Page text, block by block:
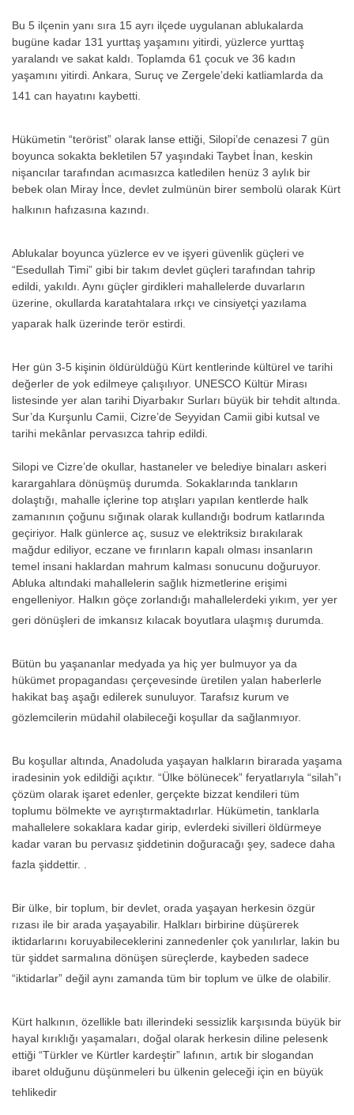
Bu 5 ilçenin yanı sıra 15 ayrı ilçede uygulanan ablukalarda
bugüne kadar 131 yurttaş yaşamını yitirdi, yüzlerce yurttaş
yaralandı ve sakat kaldı. Toplamda 61 çocuk ve 36 kadın
yaşamını yitirdi. Ankara, Suruç ve Zergele’deki katliamlarda da
141 can hayatını kaybetti.
Hükümetin “terörist” olarak lanse ettiği, Silopi’de cenazesi 7 gün
boyunca sokakta bekletilen 57 yaşındaki Taybet İnan, keskin
nişancılar tarafından acımasızca katledilen henüz 3 aylık bir
bebek olan Miray İnce, devlet zulmünün birer sembolü olarak Kürt
halkının hafızasına kazındı.
Ablukalar boyunca yüzlerce ev ve işyeri güvenlik güçleri ve
“Esedullah Timi” gibi bir takım devlet güçleri tarafından tahrip
edildi, yakıldı. Aynı güçler girdikleri mahallelerde duvarların
üzerine, okullarda karatahtalara ırkçı ve cinsiyetçi yazılama
yaparak halk üzerinde terör estirdi.
Her gün 3-5 kişinin öldürüldüğü Kürt kentlerinde kültürel ve tarihi
değerler de yok edilmeye çalışılıyor. UNESCO Kültür Mirası
listesinde yer alan tarihi Diyarbakır Surları büyük bir tehdit altında.
Sur’da Kurşunlu Camii, Cizre’de Seyyidan Camii gibi kutsal ve
tarihi mekânlar pervasızca tahrip edildi.
Silopi ve Cizre’de okullar, hastaneler ve belediye binaları askeri
karargahlara dönüşmüş durumda. Sokaklarında tankların
dolaştığı, mahalle içlerine top atışları yapılan kentlerde halk
zamanının çoğunu sığınak olarak kullandığı bodrum katlarında
geçiriyor. Halk günlerce aç, susuz ve elektriksiz bırakılarak
mağdur ediliyor, eczane ve fırınların kapalı olması insanların
temel insani haklardan mahrum kalması sonucunu doğuruyor.
Abluka altındaki mahallelerin sağlık hizmetlerine erişimi
engelleniyor. Halkın göçe zorlandığı mahallelerdeki yıkım, yer yer
geri dönüşleri de imkansız kılacak boyutlara ulaşmış durumda.
Bütün bu yaşananlar medyada ya hiç yer bulmuyor ya da
hükümet propagandası çerçevesinde üretilen yalan haberlerle
hakikat baş aşağı edilerek sunuluyor. Tarafsız kurum ve
gözlemcilerin müdahil olabileceği koşullar da sağlanmıyor.
Bu koşullar altında, Anadoluda yaşayan halkların birarada yaşama
iradesinin yok edildiği açıktır. “Ülke bölünecek” feryatlarıyla “silah”ı
çözüm olarak işaret edenler, gerçekte bizzat kendileri tüm
toplumu bölmekte ve ayrıştırmaktadırlar. Hükümetin, tanklarla
mahallelere sokaklara kadar girip, evlerdeki sivilleri öldürmeye
kadar varan bu pervasız şiddetinin doğuracağı şey, sadece daha
fazla şiddettir. .
Bir ülke, bir toplum, bir devlet, orada yaşayan herkesin özgür
rızası ile bir arada yaşayabilir. Halkları birbirine düşürerek
iktidarlarını koruyabileceklerini zannedenler çok yanılırlar, lakin bu
tür şiddet sarmalına dönüşen süreçlerde, kaybeden sadece
“iktidarlar” değil aynı zamanda tüm bir toplum ve ülke de olabilir.
Kürt halkının, özellikle batı illerindeki sessizlik karşısında büyük bir
hayal kırıklığı yaşamaları, doğal olarak herkesin diline pelesenk
ettiği “Türkler ve Kürtler kardeştir” lafının, artık bir slogandan
ibaret olduğunu düşünmeleri bu ülkenin geleceği için en büyük
tehlikedir